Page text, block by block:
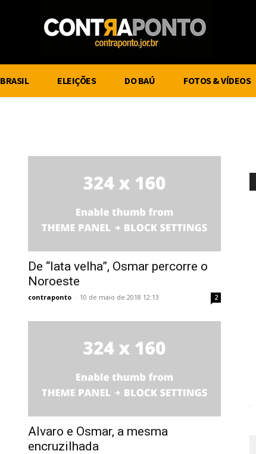
BRASIL ELEIÇÕES DO BAÚ FOTOS & VÍDEOS
De “lata velha”, Osmar percorre o
Noroeste
contraponto - 10 de maio de 2018 12:13 2
Alvaro e Osmar, a mesma
encruzilhada